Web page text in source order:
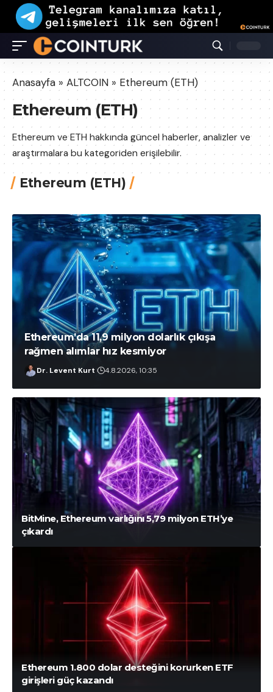
Anasayfa » ALTCOIN » Ethereum (ETH)
Ethereum (ETH)
Ethereum ve ETH hakkında güncel haberler, analizler ve
araştırmalara bu kategoriden erişilebilir.
Ethereum (ETH)
İlayda Peker 7.8.2026, 01:32
Ethereum’da 11,9 milyon dolarlık çıkışa
rağmen alımlar hız kesmiyor
Dr. Levent Kurt 4.8.2026, 10:35
BitMine, Ethereum varlığını 5,79 milyon ETH’ye
çıkardı
Ethereum 1.800 dolar desteğini korurken ETF
girişleri güç kazandı